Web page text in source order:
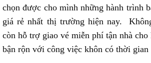
chọn được cho mình những hành trình
giá rẻ nhất thị trường hiện nay.
còn hỗ trợ giao vé miễn phí tận nhà cho
bận rộn với công việc khôn có thời